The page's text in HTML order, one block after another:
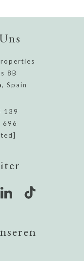
8B
Spain
139
696